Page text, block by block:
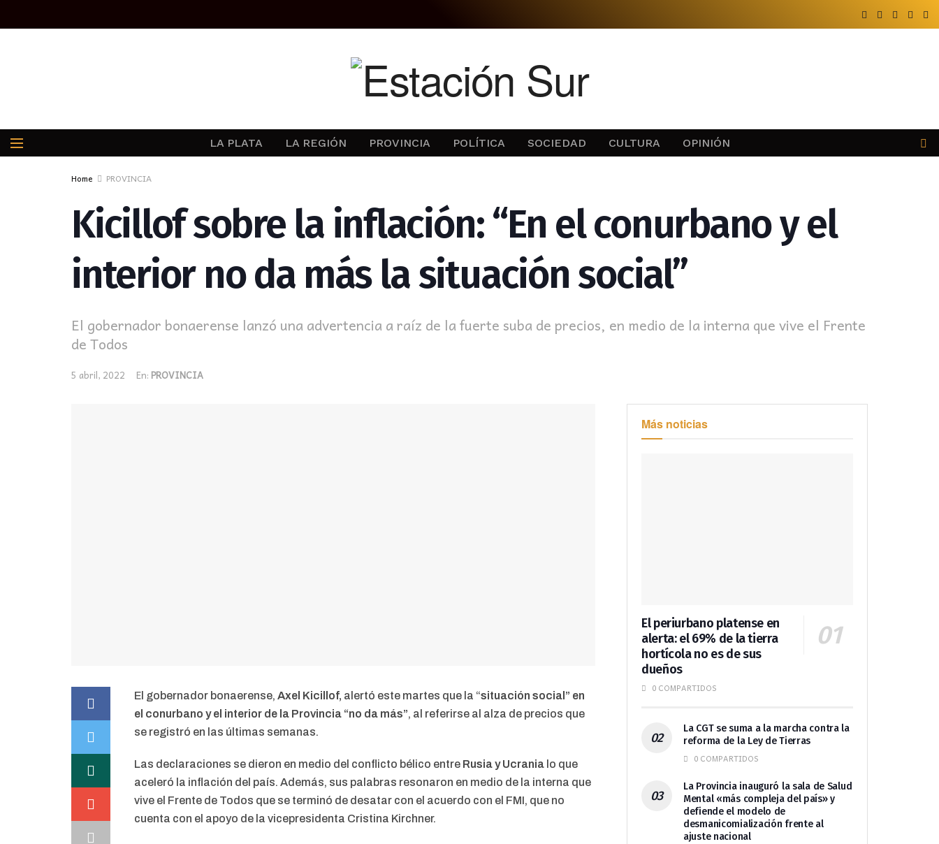
LA PLATA LA REGIÓN PROVINCIA POLÍTICA SOCIEDAD CULTURA OPINIÓN
Home PROVINCIA
Kicillof sobre la inflación: “En el conurbano y el
interior no da más la situación social”
El gobernador bonaerense lanzó una advertencia a raíz de la fuerte suba de precios, en medio de la interna que vive el Frente
de Todos
5 abril, 2022 En:PROVINCIA
El gobernador bonaerense, Axel Kicillof, alertó este martes que la “situación social” en
el conurbano y el interior de la Provincia “no da más”, al referirse al alza de precios que
se registró en las últimas semanas.
Las declaraciones se dieron en medio del conflicto bélico entre Rusia y Ucrania lo que
aceleró la inflación del país. Además, sus palabras resonaron en medio de la interna que
vive el Frente de Todos que se terminó de desatar con el acuerdo con el FMI, que no
cuenta con el apoyo de la vicepresidenta Cristina Kirchner.
Más noticias
El periurbano platense en
alerta: el 69% de la tierra
hortícola no es de sus
dueños
0 COMPARTIDOS
La CGT se suma a la marcha contra la
reforma de la Ley de Tierras
0 COMPARTIDOS
La Provincia inauguró la sala de Salud
Mental «más compleja del país» y
defiende el modelo de
desmanicomialización frente al
ajuste nacional